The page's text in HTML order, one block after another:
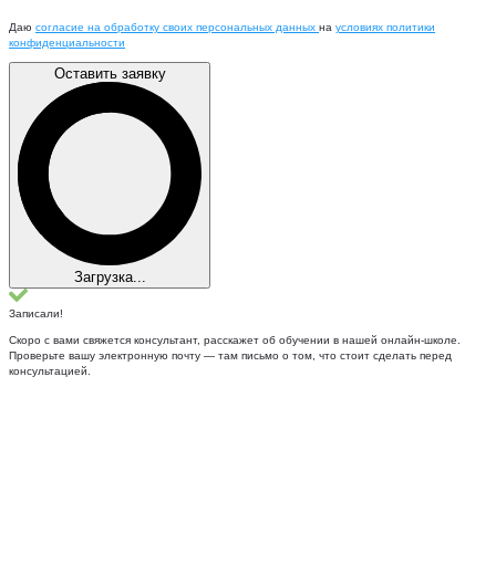
Даю согласие на обработку своих персональных данных на условиях политики
конфиденциальности
Оставить заявку
Загрузка...
Записали!
Скоро с вами свяжется консультант, расскажет об обучении в нашей онлайн-школе.
Проверьте вашу электронную почту — там письмо о том, что стоит сделать перед
консультацией.